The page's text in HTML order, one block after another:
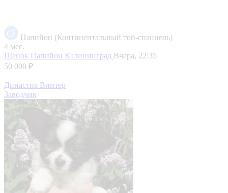
Папийон (Континентальный той-спаниель)
4 мес.
Щенок Папийон Калининград Вчера, 22:35
50 000 ₽
Династия Винтер
Заводчик